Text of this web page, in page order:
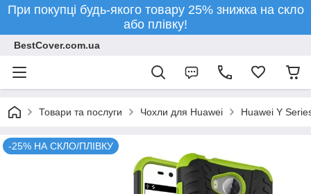
При покупці будь-якого товару 25% знижка на скло
або плівку!
BestCover.com.ua
Товари та послуги Чохли для Huawei Huawei Y
-25% НА СКЛО/ПЛІВКУ